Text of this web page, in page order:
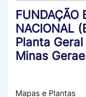
FUNDAÇÃO
NACIONAL
Planta
Minas
Mapas e Plantas